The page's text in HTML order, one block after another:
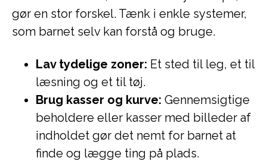
gør en stor forskel. Tænk i enkle systemer,
som barnet selv kan forstå og bruge.
Lav tydelige zoner: Et sted til leg, et til
læsning og et til tøj.
Brug kasser og kurve: Gennemsigtige
beholdere eller kasser med billeder af
indholdet gør det nemt for barnet at
finde og lægge ting på plads.